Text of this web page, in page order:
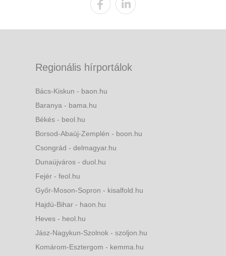
Regionális hírportálok
Bács-Kiskun - baon.hu
Baranya - bama.hu
Békés - beol.hu
Borsod-Abaúj-Zemplén - boon.hu
Csongrád - delmagyar.hu
Dunaújváros - duol.hu
Fejér - feol.hu
Győr-Moson-Sopron - kisalfold.hu
Hajdú-Bihar - haon.hu
Heves - heol.hu
Jász-Nagykun-Szolnok - szoljon.hu
Komárom-Esztergom - kemma.hu